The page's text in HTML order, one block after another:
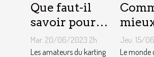
Que faut-il
savoir pour
un meilleur
ajustement
Mar. 20/06/2023 2h
Les amateurs du karting
pour
au jeu
Jeu. 15/
Le monde